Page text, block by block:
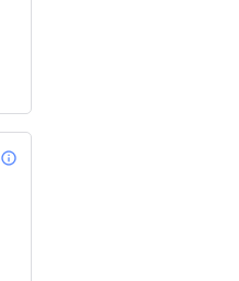
info_outline